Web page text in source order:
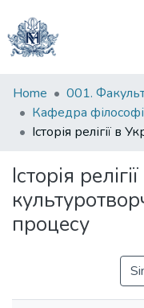
Communities
&
Collections
Statistics
Home
Історія
процесу